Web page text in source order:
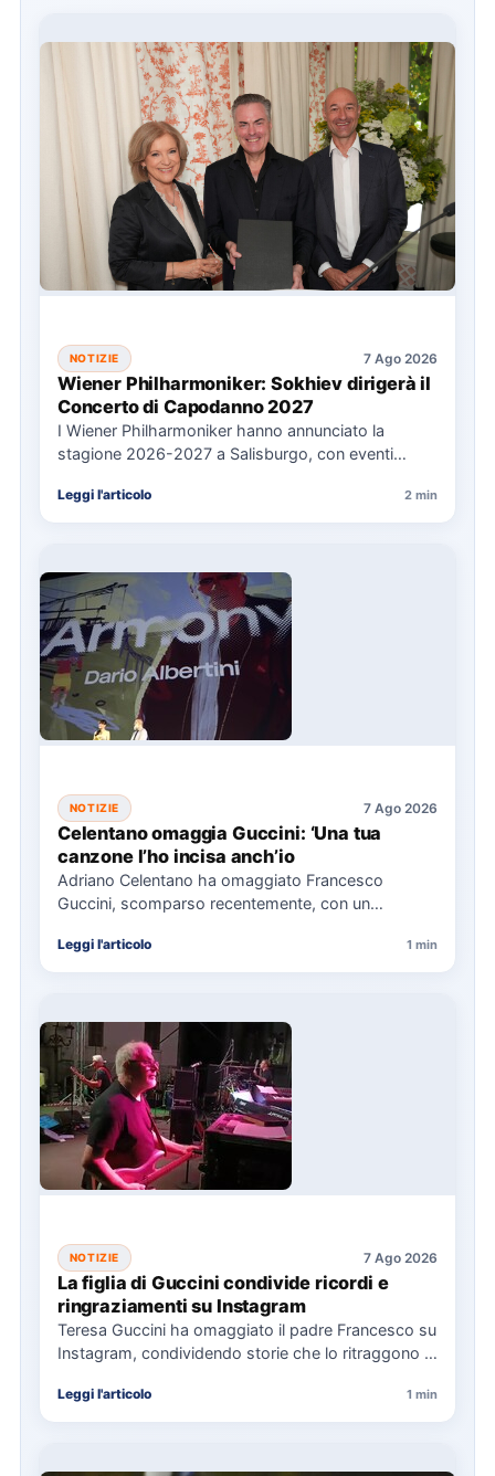
NOTIZIE 7 Ago 2026
Wiener Philharmoniker: Sokhiev dirigerà il
Concerto di Capodanno 2027
I Wiener Philharmoniker hanno annunciato la
stagione 2026-2027 a Salisburgo, con eventi
Leggi l'articolo 2 min
NOTIZIE 7 Ago 2026
Celentano omaggia Guccini: ‘Una tua
canzone l’ho incisa anch’io
Adriano Celentano ha omaggiato Francesco
Guccini, scomparso recentemente, con un
"Vite" che…
Leggi l'articolo 1 min
NOTIZIE 7 Ago 2026
La figlia di Guccini condivide ricordi e
ringraziamenti su Instagram
Teresa Guccini ha omaggiato il padre Francesco su
Instagram, condividendo storie che lo ritraggono in
Leggi l'articolo 1 min